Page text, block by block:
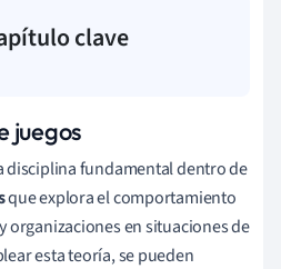
clave
juegos
disciplina fundamental dentro de
que explora el comportamiento
organizaciones en situaciones de
esta teoría, se pueden